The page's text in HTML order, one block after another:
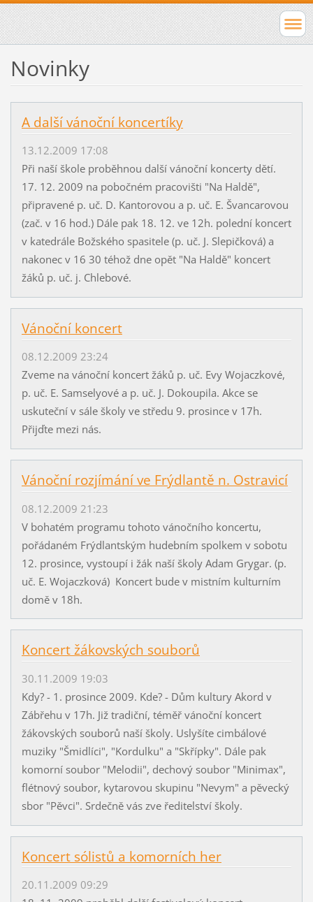
Novinky
A další vánoční koncertíky
13.12.2009 17:08
Při naší škole proběhnou další vánoční koncerty dětí.
17. 12. 2009 na pobočném pracovišti "Na Haldě",
připravené p. uč. D. Kantorovou a p. uč. E. Švancarovou
(zač. v 16 hod.) Dále pak 18. 12. ve 12h. polední koncert
v katedrále Božského spasitele (p. uč. J. Slepičková) a
nakonec v 16 30 téhož dne opět "Na Haldě" koncert
žáků p. uč. j. Chlebové.
Vánoční koncert
08.12.2009 23:24
Zveme na vánoční koncert žáků p. uč. Evy Wojaczkové,
p. uč. E. Samselyové a p. uč. J. Dokoupila. Akce se
uskuteční v sále školy ve středu 9. prosince v 17h.
Přijďte mezi nás.
Vánoční rozjímání ve Frýdlantě n. Ostravicí
08.12.2009 21:23
V bohatém programu tohoto vánočního koncertu,
pořádaném Frýdlantským hudebním spolkem v sobotu
12. prosince, vystoupí i žák naší školy Adam Grygar. (p.
uč. E. Wojaczková) Koncert bude v mistním kulturním
domě v 18h.
Koncert žákovských souborů
30.11.2009 19:03
Kdy? - 1. prosince 2009. Kde? - Dům kultury Akord v
Zábřehu v 17h. Již tradiční, téměř vánoční koncert
žákovských souborů naší školy. Uslyšíte cimbálové
muziky "Šmidlíci", "Kordulku" a "Skřípky". Dále pak
komorní soubor "Melodii", dechový soubor "Minimax",
flétnový soubor, kytarovou skupinu "Nevym" a pěvecký
sbor "Pěvci". Srdečně vás zve ředitelství školy.
Koncert sólistů a komorních her
20.11.2009 09:29